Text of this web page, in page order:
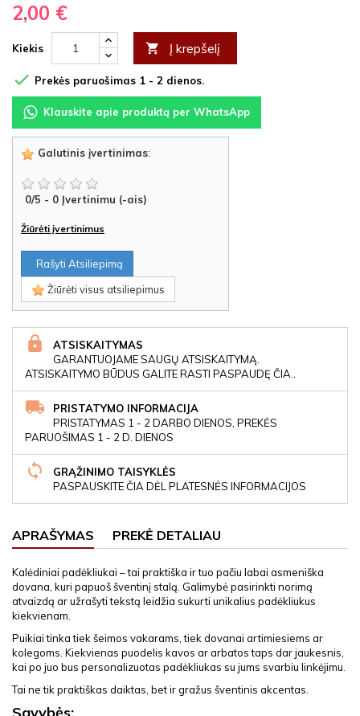
2,00 €
Kiekis  Į krepšelį
 Prekės paruošimas 1 - 2 dienos.
Klauskite apie produktą per WhatsApp
Galutinis įvertinimas:
0/5 - 0 Įvertinimu (-ais)
Žiūrėti įvertinimus
Rašyti Atsiliepimą
Žiūrėti visus atsiliepimus
ATSISKAITYMAS
GARANTUOJAME SAUGŲ ATSISKAITYMĄ.
ATSISKAITYMO BŪDUS GALITE RASTI PASPAUDĘ ČIA..
PRISTATYMO INFORMACIJA
PRISTATYMAS 1 - 2 DARBO DIENOS, PREKĖS
PARUOŠIMAS 1 - 2 D. DIENOS
GRĄŽINIMO TAISYKLĖS
PASPAUSKITE ČIA DĖL PLATESNĖS INFORMACIJOS
APRAŠYMAS PREKĖ DETALIAU
Kalėdiniai padėkliukai – tai praktiška ir tuo pačiu labai asmeniška
dovana, kuri papuoš šventinį stalą. Galimybė pasirinkti norimą
atvaizdą ar užrašyti tekstą leidžia sukurti unikalius padėkliukus
kiekvienam.
Puikiai tinka tiek šeimos vakarams, tiek dovanai artimiesiems ar
kolegoms. Kiekvienas puodelis kavos ar arbatos taps dar jaukesnis,
kai po juo bus personalizuotas padėkliukas su jums svarbiu linkėjimu.
Tai ne tik praktiškas daiktas, bet ir gražus šventinis akcentas.